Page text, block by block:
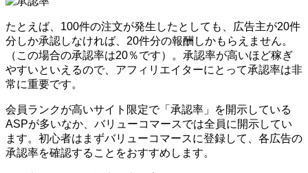
たとえば、100件の注文が発生したとしても、広告主が20件
分しか承認しなければ、20件分の報酬しかもらえません。
（この場合の承認率は20％です）。承認率が高いほど稼ぎ
やすいといえるので、アフィリエイターにとって承認率は非
常に重要です。
会員ランクが高いサイト限定で「承認率」を開示している
ASPが多いなか、バリューコマースでは全員に開示してい
ます。初心者はまずバリューコマースに登録して、各広告の
承認率を確認することをおすすめします。